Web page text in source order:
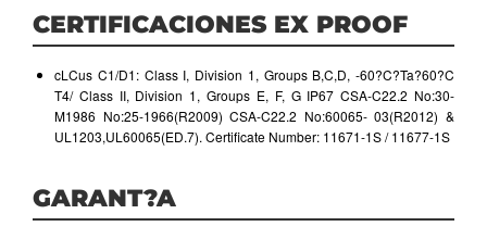
CERTIFICACIONES EX PROOF
cLCus C1/D1: Class I, Division 1, Groups B,C,D, -60?C?Ta?60?C
T4/ Class II, Division 1, Groups E, F, G IP67 CSA-C22.2 No:30-
M1986 No:25-1966(R2009) CSA-C22.2 No:60065- 03(R2012) &
UL1203,UL60065(ED.7). Certificate Number: 11671-1S / 11677-1S
GARANT?A